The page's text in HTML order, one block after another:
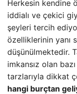
Herkesin kendine
iddialı ve çekici
şeyleri tercih
özelliklerinin yanı
düşünülmektedir.
imkansız olan
tarzlarıyla dikkat
hangi burçtan